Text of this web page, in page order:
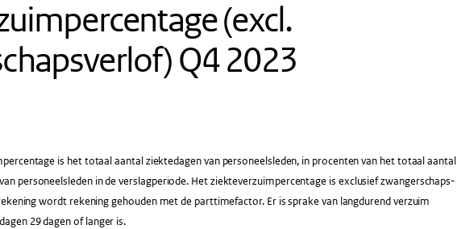
(excl.
Q4 2023
is het totaal aantal ziektedagen van personeelsleden, in procenten van het totaal aantal
personeelsleden in de verslagperiode. Het ziekteverzuimpercentage is exclusief zwangerschaps-
wordt rekening gehouden met de parttimefactor. Er is sprake van langdurend verzuim
29 dagen of langer is.